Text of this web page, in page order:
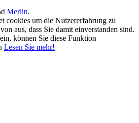
Merlin.
cookies um die Nutzererfahrung zu
aus, dass Sie damit einverstanden sind.
können Sie diese Funktion
Lesen Sie mehr!